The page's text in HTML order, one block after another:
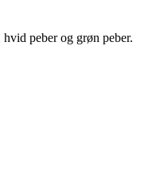
peber og grøn peber.
Kcal 68